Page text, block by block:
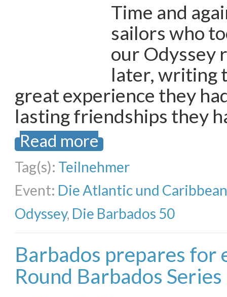
Time and
sailors who
our Odyssey
later, writing
great experience they
lasting friendships they
Read more
Tag(s): Teilnehmer
Event: Die Atlantic und
Odyssey, Die Barbados 50
Barbados prepares for
Round Barbados Series